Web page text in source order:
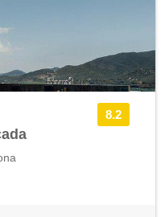
8.2